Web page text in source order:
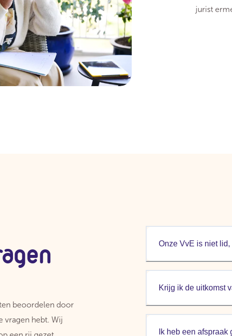
jurist
beoordelen door
vragen hebt. Wij
Onze VvE is niet
Krijg ik de uitkomst
Ik heb een